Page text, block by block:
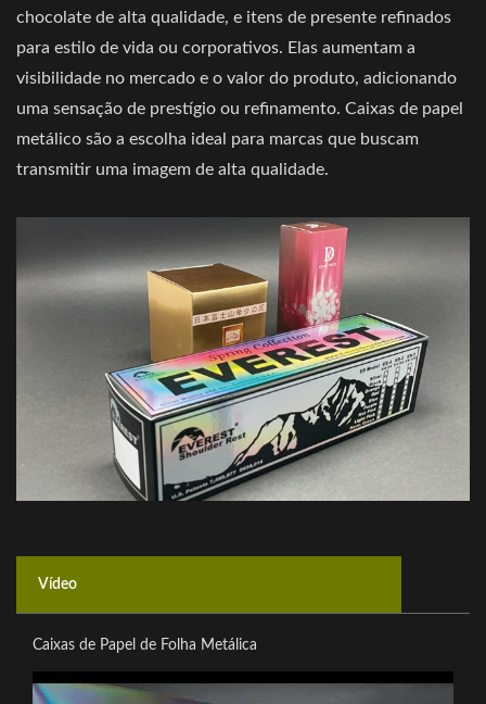
chocolate de alta qualidade, e itens de presente refinados
para estilo de vida ou corporativos. Elas aumentam a
visibilidade no mercado e o valor do produto, adicionando
uma sensação de prestígio ou refinamento. Caixas de papel
metálico são a escolha ideal para marcas que buscam
transmitir uma imagem de alta qualidade.
Vídeo
Caixas de Papel de Folha Metálica